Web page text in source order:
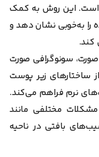
است. این روش به کمک
را به‌خوبی نشان دهد و
کند.
سونوگرافی صورت
ساختارهای زیر پوست
نرم فراهم می‌کند.
مختلفی مانند
بافتی در ناحیه